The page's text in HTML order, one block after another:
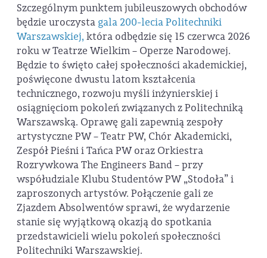
Szczególnym punktem jubileuszowych obchodów
będzie uroczysta gala 200-lecia Politechniki
Warszawskiej, która odbędzie się 15 czerwca 2026
roku w Teatrze Wielkim – Operze Narodowej.
Będzie to święto całej społeczności akademickiej,
poświęcone dwustu latom kształcenia
technicznego, rozwoju myśli inżynierskiej i
osiągnięciom pokoleń związanych z Politechniką
Warszawską. Oprawę gali zapewnią zespoły
artystyczne PW – Teatr PW, Chór Akademicki,
Zespół Pieśni i Tańca PW oraz Orkiestra
Rozrywkowa The Engineers Band – przy
współudziale Klubu Studentów PW „Stodoła” i
zaproszonych artystów. Połączenie gali ze
Zjazdem Absolwentów sprawi, że wydarzenie
stanie się wyjątkową okazją do spotkania
przedstawicieli wielu pokoleń społeczności
Politechniki Warszawskiej.